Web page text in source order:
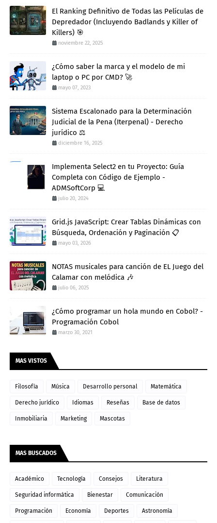
El Ranking Definitivo de Todas las Películas de
Depredador (Incluyendo Badlands y Killer of
Killers) 🎯
noviembre 22, 2025
¿Cómo saber la marca y el modelo de mi
laptop o PC por CMD? 🚀
mayo 07, 2023
Sistema Escalonado para la Determinación
Judicial de la Pena (Iterpenal) - Derecho
jurídico ⚖️
diciembre 16, 2025
Implementa Select2 en tu Proyecto: Guía
Completa con Código de Ejemplo -
ADMSoftCorp 💻
julio 20, 2024
Grid.js JavaScript: Crear Tablas Dinámicas con
Búsqueda, Ordenación y Paginación 📋
mayo 03, 2026
NOTAS musicales para canción de EL Juego del
Calamar con melódica 🎶
julio 06, 2025
¿Cómo programar un hola mundo en Cobol? -
Programación Cobol
marzo 30, 2021
MAS VISTOS
Filosofía Música Desarrollo personal Matemática
Derecho jurídico Idiomas Reseñas Base de datos
Inmobiliaria Marketing Mascotas
MAS BUSCADOS
Académico Tecnología Consejos Literatura
Seguridad informática Bienestar Comunicación
Programación Economía Deportes Astronomía